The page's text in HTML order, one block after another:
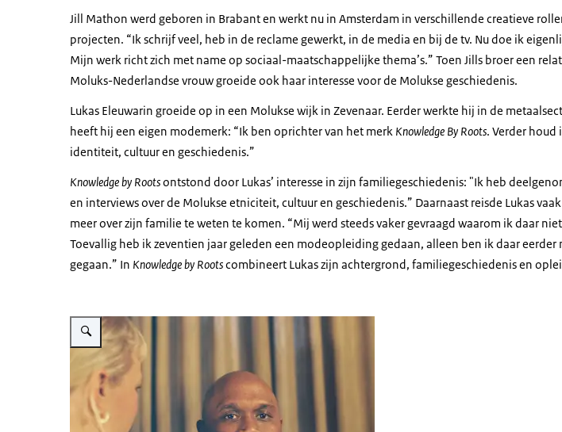
Jill Mathon werd geboren in Brabant en werkt nu in Amsterdam in verschillende creatieve
projecten. “Ik schrijf veel, heb in de reclame gewerkt, in de media en bij de tv. Nu doe ik
Mijn werk richt zich met name op sociaal-maatschappelijke thema’s.” Toen Jills broer een
Moluks-Nederlandse vrouw groeide ook haar interesse voor de Molukse geschiedenis.
Lukas Eleuwarin groeide op in een Molukse wijk in Zevenaar. Eerder werkte hij in de
heeft hij een eigen modemerk: “Ik ben oprichter van het merk Knowledge By Roots. Verder houd
identiteit, cultuur en geschiedenis.”
Knowledge by Rootsontstond door Lukas’ interesse in zijn familiegeschiedenis: "Ik heb
en interviews over de Molukse etniciteit, cultuur en geschiedenis.” Daarnaast reisde Lukas
meer over zijn familie te weten te komen. “Mij werd steeds vaker gevraagd waarom ik daar
Toevallig heb ik zeventien jaar geleden een modeopleiding gedaan, alleen ben ik daar eerder
gegaan.” In Knowledge by Rootscombineert Lukas zijn achtergrond, familiegeschiedenis en
Vergroot afbeelding Lukas, een Zwarte man met een kaal hoofd, kijkt met serieuze blik in de camera.